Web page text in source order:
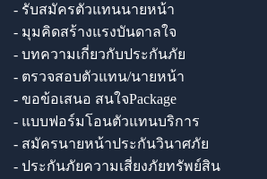
- รับสมัครตัวแทนนายหน้า
- มุมคิดสร้างแรงบันดาลใจ
- บทความเกี่ยวกับประกันภัย
- ตรวจสอบตัวแทน/นายหน้า
- ขอข้อเสนอ สนใจPackage
- แบบฟอร์มโอนตัวแทนบริการ
- สมัครนายหน้าประกันวินาศภัย
- ประกันภัยความเสี่ยงภัยทรัพย์สิน